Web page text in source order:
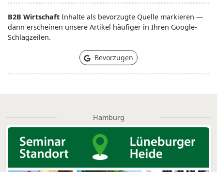
B2B Wirtschaft Inhalte als bevorzugte Quelle markieren —
dann erscheinen unsere Artikel häufiger in Ihren Google-
Schlagzeilen.
Bevorzugen
Hamburg